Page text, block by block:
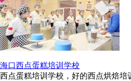
海口西点蛋糕培训学校
西点蛋糕培训学校，好的西点烘焙培